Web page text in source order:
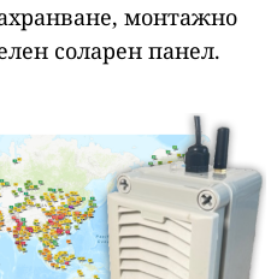
монтажно
соларен панел.